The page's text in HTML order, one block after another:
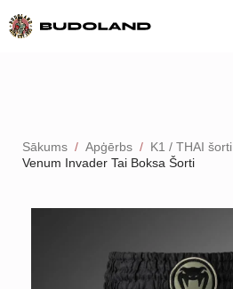
Sākums Apģērbs
K1 / THAI šorti
Venum Invader Tai Boksa Šorti